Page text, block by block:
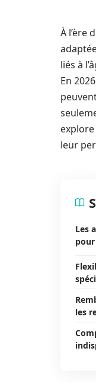
À l’ère
liés à
En
leur
Les
les